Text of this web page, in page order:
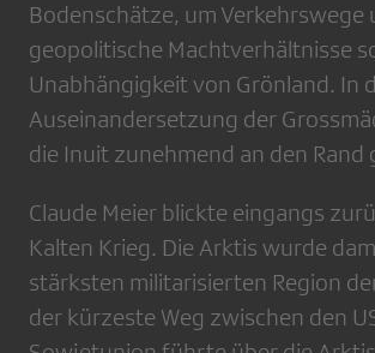
Bodenschätze, um Verkehrswege
geopolitische Machtverhältnisse
Unabhängigkeit von Grönland. In
Auseinandersetzung der
die Inuit zunehmend an den Rand
Claude Meier blickte eingangs
Kalten Krieg. Die Arktis wurde
stärksten militarisierten Region
der kürzeste Weg zwischen den